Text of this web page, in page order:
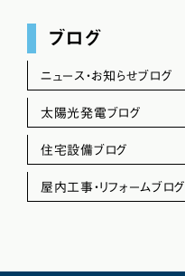
ブログ
ニュース・お知らせブログ
太陽光発電ブログ
住宅設備ブログ
屋内工事・リフォームブログ